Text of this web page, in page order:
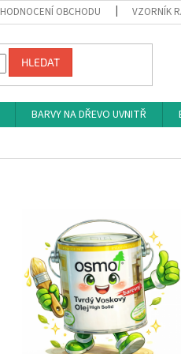
HODNOCENÍ OBCHODU VZORNÍK
HLEDAT
BARVY NA DŘEVO UVNITŘ